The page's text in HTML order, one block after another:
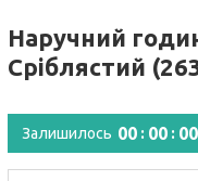
Наручний
Сріблястий
Залишилось 00 00 00